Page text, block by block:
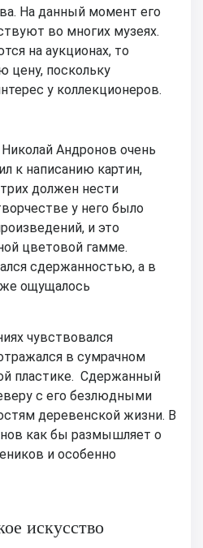
На данный момент его
во многих музеях.
на аукционах, то
цену, поскольку
у коллекционеров.
Андронов очень
к написанию картин,
должен нести
у него было
и это
цветовой гамме.
сдержанностью, а в
ощущалось
чувствовался
в сумрачном
пластике. Сдержанный
с его безлюдными
деревенской жизни. В
как бы размышляет о
и особенно
искусство